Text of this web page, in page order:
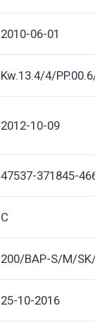
2010-06-01
Kw.13.4/4/
2012-10-09
47537-371845-
C
200/BAP-S/M/
25-10-2016